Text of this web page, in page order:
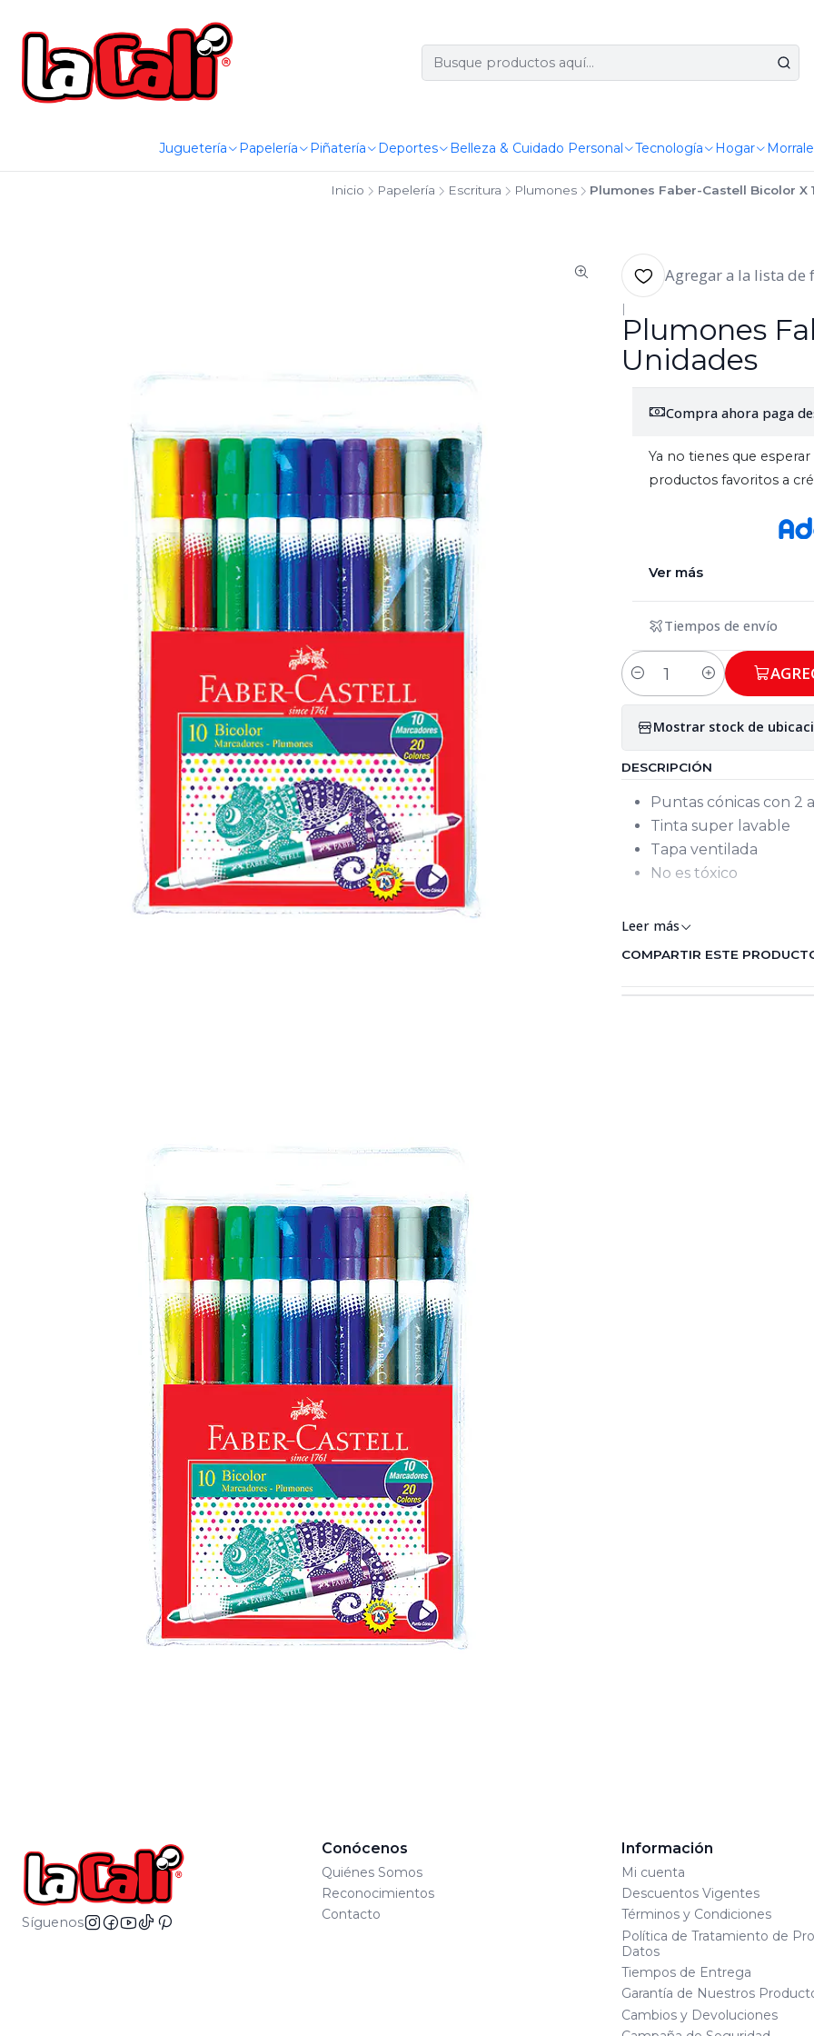
Juguetería Papelería Piñatería Deportes Belleza & Cuidado Personal Tecnología Hogar
Inicio Papelería Escritura Plumones Plumones Faber-Castell Bicolor X
Agregar a la lista de
|
Plumones
Unidades
Compra ahora paga
Ya no tienes que
productos favoritos a
Ver más
Tiempos de envío
Cantidad
Mostrar stock de
DESCRIPCIÓN
Puntas cónicas con 2
Tinta super lavable
Tapa ventilada
No es tóxico
Leer más
COMPARTIR ESTE
Síguenos
Conócenos
Quiénes Somos
Reconocimientos
Contacto
Información
Mi cuenta
Descuentos Vigentes
Términos y Condiciones
Política de Tratamiento de
Datos
Tiempos de Entrega
Garantía de Nuestros
Cambios y Devoluciones